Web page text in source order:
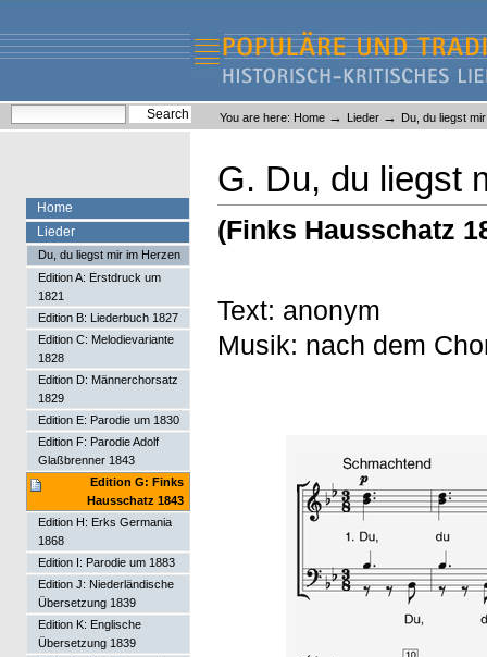
content.
navigation
Liederlexikon
Personal
tools
You are here: Home → Lieder → Du, du liegst
G. Du, du liegst
(Finks Hausschatz
Text: anonym
Musik: nach dem
Home
Lieder
Du, du liegst mir im Herzen
Edition A: Erstdruck um
1821
Edition B: Liederbuch 1827
Edition C: Melodievariante
1828
Edition D: Männerchorsatz
1829
Edition E: Parodie um 1830
Edition F: Parodie Adolf
Glaßbrenner 1843
Edition G: Finks
Hausschatz 1843
Edition H: Erks Germania
1868
Edition I: Parodie um 1883
Edition J: Niederländische
Übersetzung 1839
Edition K: Englische
Übersetzung 1839